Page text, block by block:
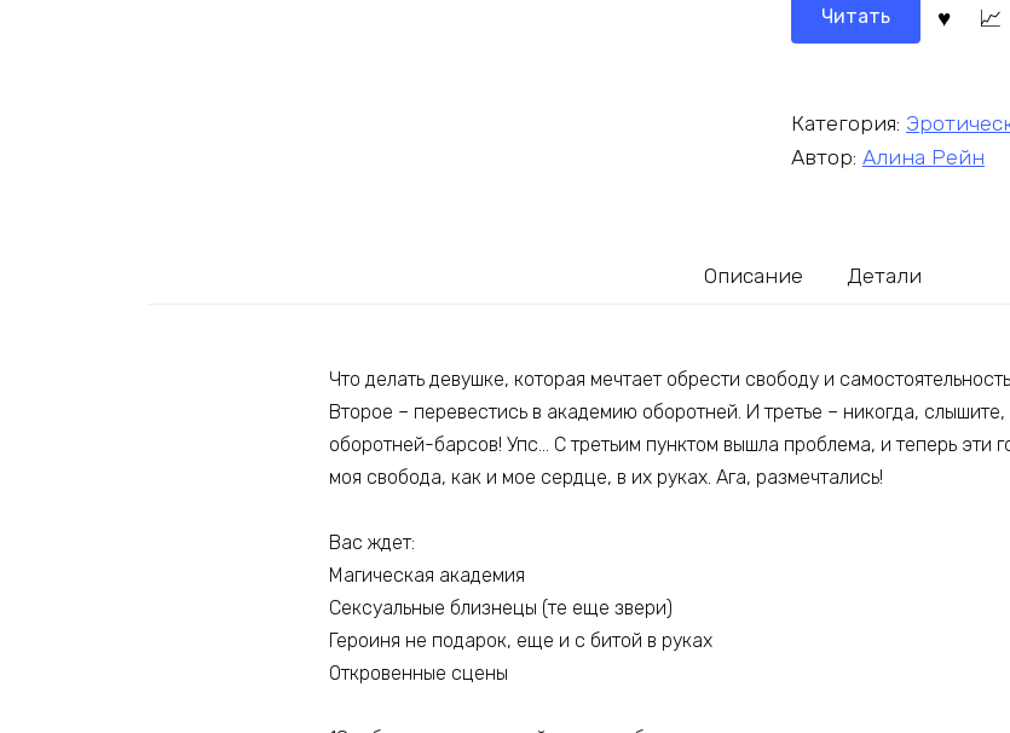
Читать
Категория:
Автор: Алина Рейн
Описание Детали
Что делать девушке, которая мечтает обрести свободу и
Второе – перевестись в академию оборотней. И третье – никогда, слышите,
оборотней-барсов! Упс… С третьим пунктом вышла проблема, и теперь эти
моя свобода, как и мое сердце, в их руках. Ага, размечтались!
Вас ждет:
Магическая академия
Сексуальные близнецы (те еще звери)
Героиня не подарок, еще и с битой в руках
Откровенные сцены